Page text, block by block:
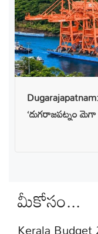
‘దుగరాజపట్నం మెగా
మీకోసం...